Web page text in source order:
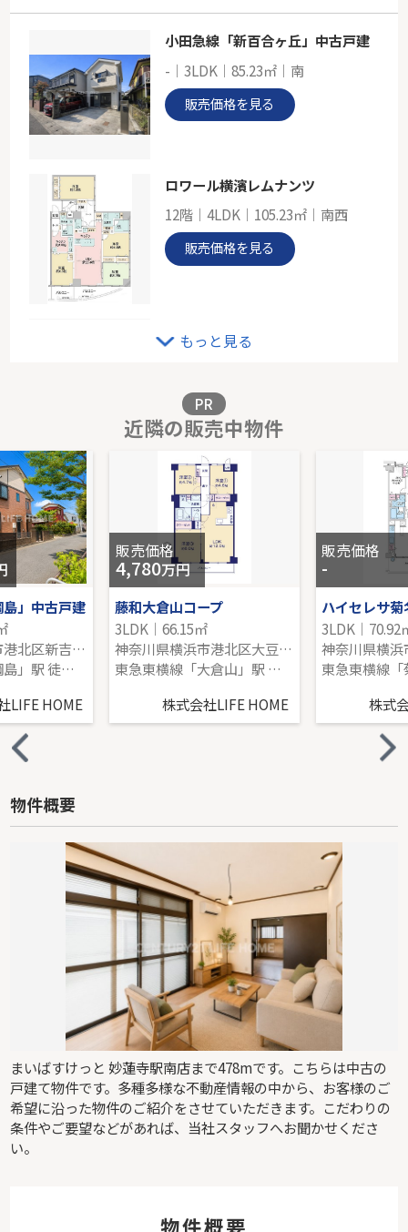
-
60.45㎡
神奈川県横浜市港北区日吉３丁目
小田急線「新百合ヶ丘」中古戸建
-｜3LDK｜85.23㎡｜南
販売価格を見る
ロワール横濱レムナンツ
12階｜4LDK｜105.23㎡｜南西
販売価格を見る
販売価格を見る
ガーデンセシア弐番館
15階｜2LDK｜70.11㎡｜南
販売価格を見る
もっと見る
PR
近隣の販売中物件
」中古戸建
神奈川県横浜市港北区新吉田東５丁目
東急東横線「綱島」駅 徒歩17分
LIFE HOME
販売価格
4,780万円
藤和大倉山コープ
3LDK｜66.15㎡
神奈川県横浜市港北区大豆戸町
東急東横線「大倉山」駅 徒歩11分
株式会社LIFE HOME
販売価格
-
ハイセレサ
3LDK｜70.92
株式
物件概要
まいばすけっと 妙蓮寺駅南店まで478mです。こちらは中古の
戸建て物件です。多種多様な不動産情報の中から、お客様のご
希望に沿った物件のご紹介をさせていただきます。こだわりの
条件やご要望などがあれば、当社スタッフへお聞かせくださ
い。
物件概要